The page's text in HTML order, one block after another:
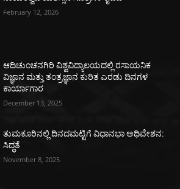
February 12, 2026
ಆದಿಚುಂಚನಗಿರಿ ವಿಶ್ವವಿದ್ಯಾಲಯದಲ್ಲಿ ರಸಾಯನಿಕ
ವಿಜ್ಞಾನ ಮತ್ತು ತಂತ್ರಜ್ಞಾನ ಕುರಿತ ಎರಡು ದಿನಗಳ
ಕಾರ್ಯಾಗಾರ
December 13, 2025
ತುಮಕೂರಿನಲ್ಲಿ ದಿನದಮಟ್ಟಿಗೆ ವಿಧಾನಭಾ ಅಧಿವೇಶನ:
ಸಿದ್ಧತೆ
November 8, 2025